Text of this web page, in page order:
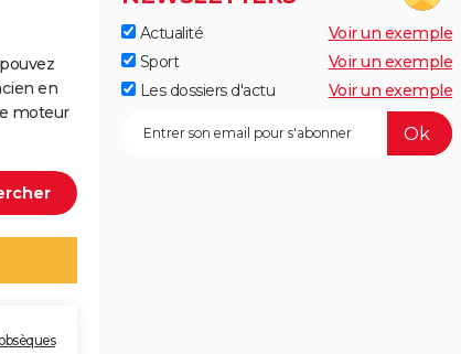
en
moteur
Actualité
Voir un exemple
Sport
Voir un exemple
Les dossiers d'actu
Voir un exemple